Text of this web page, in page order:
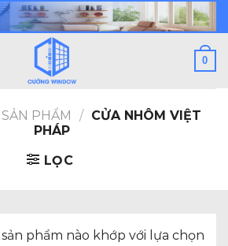
0
SẢN PHẨM / CỬA NHÔM VIỆT
PHÁP
LỌC
phẩm nào khớp với lựa chọn